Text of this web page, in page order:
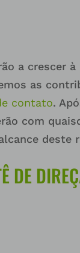
a crescer
as
contato.
com
deste
DE